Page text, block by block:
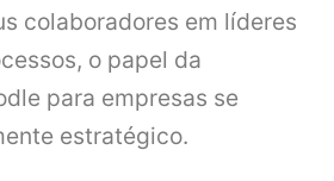
colaboradores em líderes
o papel da
para empresas se
estratégico.